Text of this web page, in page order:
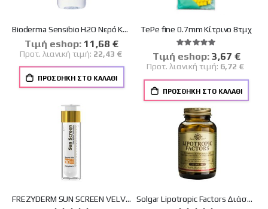
Bioderma Sensibio H2O Νερό Καθαρισμού Micellaire για Πρόσωπο, Μάτια & Χείλη 500ml
Tιμή eshop: Ειδική
Τιμή
11,68 €
Προτ. λιανική τιμή: 22,43 €
ΠΡΟΣΘΉΚΗ ΣΤΟ ΚΑΛΆΘΙ
TePe fine 0.7mm Κίτρινο 8τμχ
Βαθμολογία:
100%
Tιμή eshop: Ειδική
Τιμή
3,67 €
Προτ. λιανική τιμή: 6,72 €
ΠΡΟΣΘΉΚΗ ΣΤΟ ΚΑΛΆΘΙ
FREZYDERM SUN SCREEN VELVET FACE SPF 30 50ml Solgar Lipotropic Factors Διάσπαση Των Διατροφικών Λιπών κι Έλεγχος Του Σωματικού Βάρους 50 Ταμπλέτες